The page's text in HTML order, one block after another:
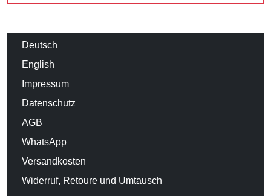
Deutsch
English
Impressum
Datenschutz
AGB
WhatsApp
Versandkosten
Widerruf, Retoure und Umtausch